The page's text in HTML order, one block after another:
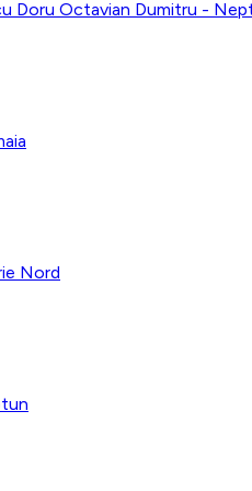
Doru Octavian Dumitru -
Nord